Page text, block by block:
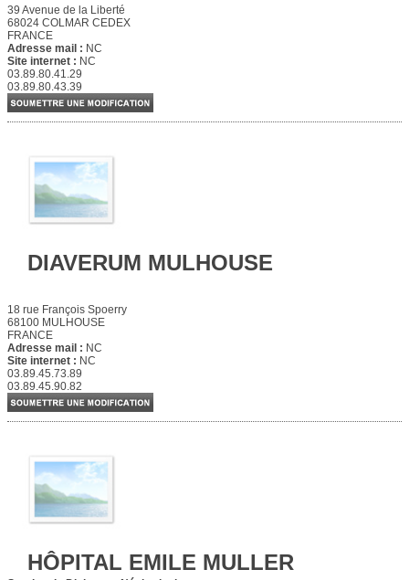
39 Avenue de la Liberté
68024 COLMAR CEDEX
FRANCE
Adresse mail : NC
Site internet : NC
03.89.80.41.29
03.89.80.43.39
DIAVERUM MULHOUSE
18 rue François Spoerry
68100 MULHOUSE
FRANCE
Adresse mail : NC
Site internet : NC
03.89.45.73.89
03.89.45.90.82
HÔPITAL EMILE MULLER